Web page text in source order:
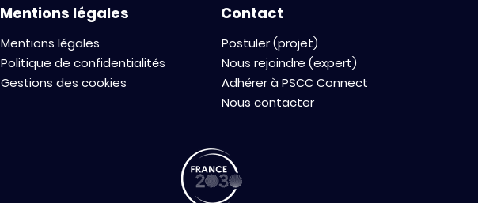
Mentions légales
Mentions légales
Politique de confidentialités
Gestions des cookies
Contact
Postuler (projet)
Nous rejoindre (expert)
Adhérer à PSCC Connect
Nous contacter